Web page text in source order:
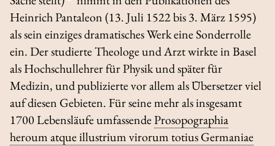
Heinrich Pantaleon (13. Juli 1522 bis 3. März 1595)
als sein einziges dramatisches Werk eine Sonderrolle
ein. Der studierte Theologe und Arzt wirkte in Basel
als Hochschullehrer für Physik und später für
Medizin, und publizierte vor allem als Übersetzer viel
auf diesen Gebieten. Für seine mehr als insgesamt
1700 Lebensläufe umfassendeProsopographia
heroum atque illustrium virorum totius Germaniae